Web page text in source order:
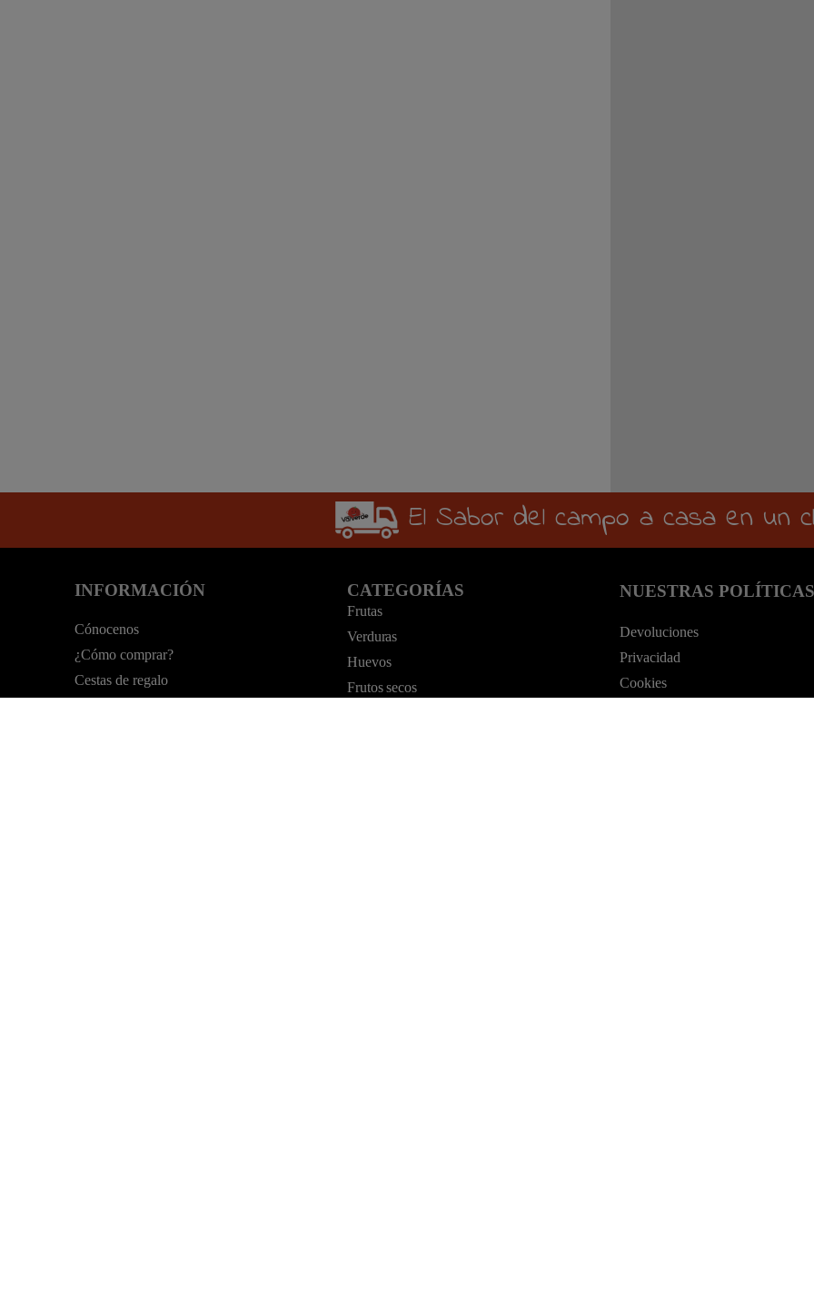
El Sabor del campo a casa en un
INFORMACIÓN
Cónocenos
¿Cómo comprar?
Cestas de regalo
CATEGORÍAS
Frutas
Verduras
Huevos
Frutos secos
NUESTRAS POLÍTICAS
Devoluciones
Privacidad
Cookies